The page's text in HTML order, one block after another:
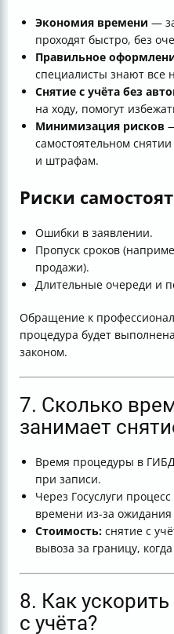
Экономия времени —
проходят быстро, без
Правильное
специалисты знают все
Снятие с учёта без
на ходу, помогут
Минимизация рисков
самостоятельном
и штрафам.
Риски
Ошибки в заявлении.
Пропуск сроков
продажи).
Длительные очереди и
Обращение к
процедура будет
законом.
7. Сколько
занимает
Время процедуры в
при записи.
Через Госуслуги
времени из-за ожидания
Стоимость: снятие с
вывоза за границу,
8. Как
с учёта?